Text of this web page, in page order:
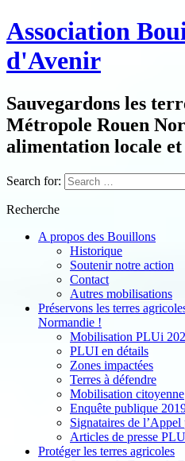
Association
d'Avenir
Sauvegardons les
Métropole Rouen
alimentation locale
Search for:
Recherche
A propos des Bouillons
Historique
Soutenir notre action
Contact
Autres mobilisations
Préservons les terres
Normandie !
Mobilisation PLUi
PLUI en détails
Zones impactées
Terres à défendre
Mobilisation citoyenne
Enquête publique
Signataires de
Articles de presse
Protéger les terres agricoles